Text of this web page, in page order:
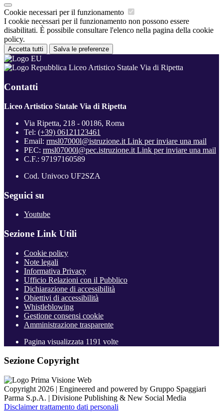
Cookie necessari per il funzionamento
I cookie necessari per il funzionamento non possono essere
disabilitati. È possibile consultare l'elenco nella pagina della cookie
policy.
Accetta tutti Salva le preferenze
Liceo Artistico Statale Via di Ripetta
Contatti
Liceo Artistico Statale Via di Ripetta
Via Ripetta, 218 - 00186, Roma
Tel: (+39) 06121123461
Email: rmsl07000l@istruzione.it Link per inviare una mail
PEC: rmsl07000l@pec.istruzione.it Link per inviare una mail
C.F.: 97197160589
Cod. Univoco UF2SZA
Seguici su
Youtube
Sezione Link Utili
Cookie policy
Note legali
Informativa Privacy
Ufficio Relazioni con il Pubblico
Dichiarazione di accessibilità
Obiettivi di accessibilità
Whistleblowing
Gestione consensi cookie
Amministrazione trasparente
Pagina visualizzata 1191 volte
Sezione Copyright
Copyright 2026 | Engineered and powered by Gruppo Spaggiari
Parma S.p.A. | Divisione Publishing & New Social Media
Disclaimer trattamento dati personali